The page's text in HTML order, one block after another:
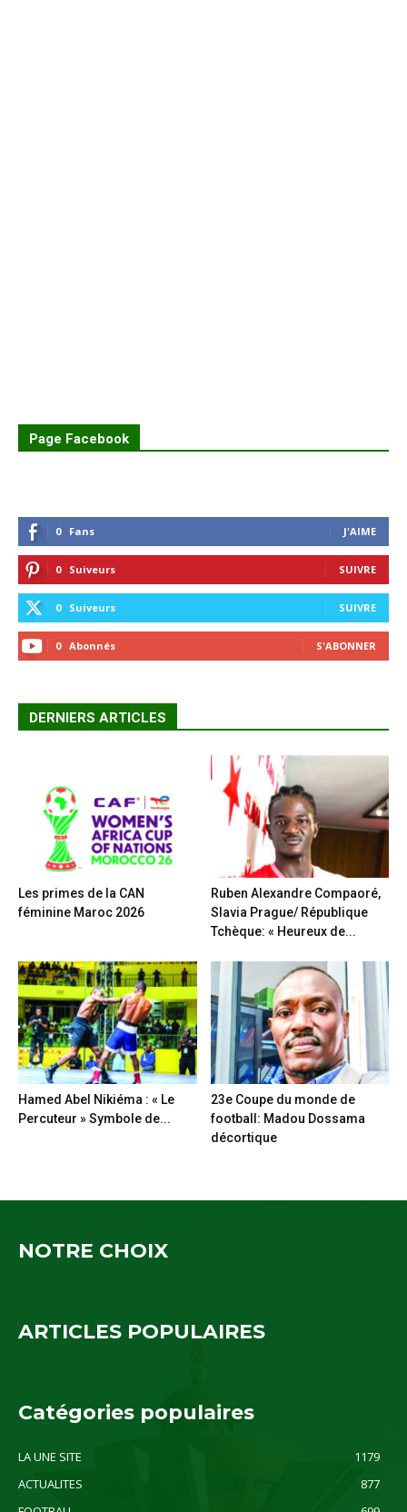
Page Facebook
0 Fans J'AIME
0 Suiveurs SUIVRE
0 Suiveurs SUIVRE
0 Abonnés S'ABONNER
DERNIERS ARTICLES
Les primes de la CAN
féminine Maroc 2026
Ruben Alexandre Compaoré,
Slavia Prague/ République
Tchèque: « Heureux de...
Hamed Abel Nikiéma : « Le
Percuteur » Symbole de...
23e Coupe du monde de
football: Madou Dossama
décortique
NOTRE CHOIX
ARTICLES POPULAIRES
Catégories populaires
LA UNE SITE
1179
ACTUALITES
877